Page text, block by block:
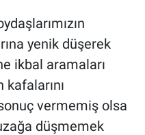
yenik düşerek
ikbal aramaları
kafalarını
vermemiş olsa
düşmemek